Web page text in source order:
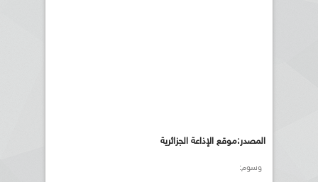
المصدر:موقع الإذاعة الجزائرية
وسوم: